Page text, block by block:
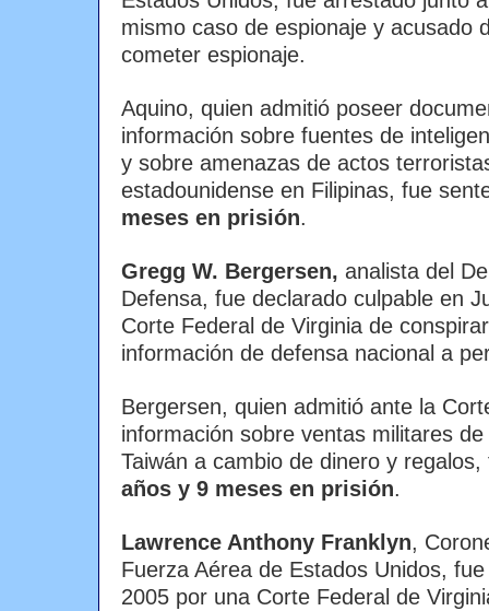
mismo caso de espionaje y acusado
cometer espionaje.
Aquino, quien admitió poseer
información sobre fuentes de
y sobre amenazas de actos
estadounidense en Filipinas, fue
meses en prisión.
Gregg W. Bergersen, analista del
Defensa, fue declarado culpable en
Corte Federal de Virginia de
información de defensa nacional a
Bergersen, quien admitió ante la
información sobre ventas militares
Taiwán a cambio de dinero y
años y 9 meses en prisión.
Lawrence Anthony Franklyn,
Fuerza Aérea de Estados Unidos,
2005 por una Corte Federal de